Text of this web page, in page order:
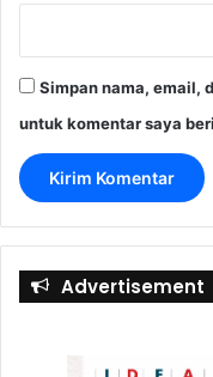
Simpan nama, email,
untuk komentar saya
Advertisement